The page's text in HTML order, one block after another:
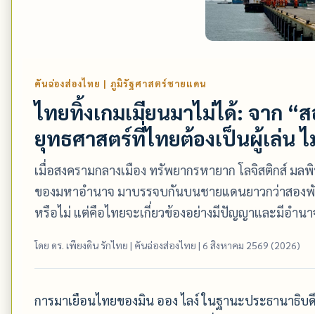
คันฉ่องส่องไทย | ภูมิรัฐศาสตร์ชายแดน
ไทยทิ้งเกมเมียนมาไม่ได้: จาก “
ยุทธศาสตร์ที่ไทยต้องเป็นผู้เล่น
เมื่อสงครามกลางเมือง ทรัพยากรหายาก โลจิสติกส์ ม
ของมหาอำนาจ มาบรรจบกันบนชายแดนยาวกว่าสองพั
หรือไม่ แต่คือไทยจะเกี่ยวข้องอย่างมีปัญญาและมีอำนา
โดย ดร. เพียงดิน รักไทย | คันฉ่องส่องไทย | 6 สิงหาคม 2569 (2026)
การมาเยือนไทยของมิน ออง ไลง์ ในฐานะประธานาธิ